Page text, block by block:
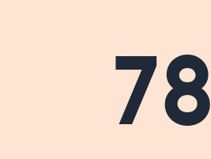
78